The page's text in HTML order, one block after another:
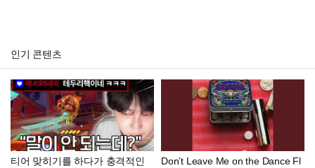
인기 콘텐츠
티어 맞히기를 하다가 충격적인
Don’t Leave Me on the Dance Fl